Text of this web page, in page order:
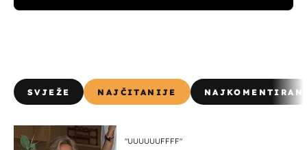
SVJEŽE NAJČITANIJE
"UUUUUUFFFF"